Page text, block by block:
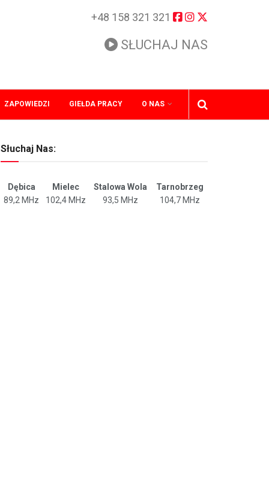
+48 158 321 321
SŁUCHAJ NAS
ZAPOWIEDZI GIEŁDA PRACY O NAS
Słuchaj Nas:
Dębica Mielec Stalowa Wola
Tarnobrzeg
89,2 MHz
102,4 MHz 93,5 MHz 104,7 MHz